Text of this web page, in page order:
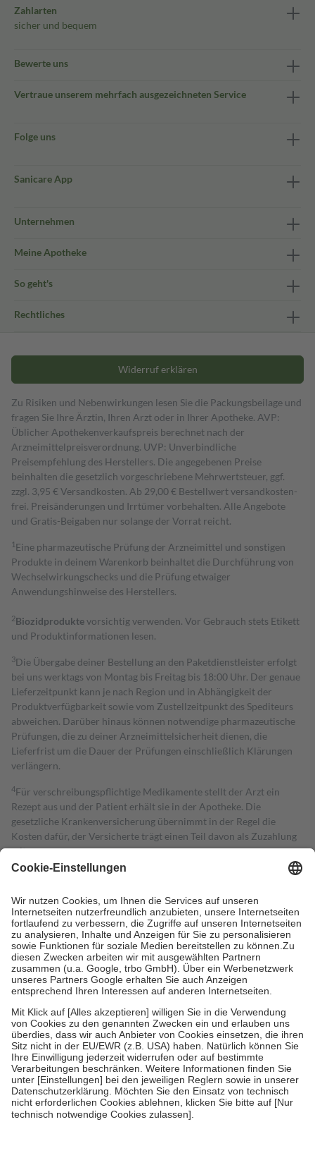
Zahlarten
sicher und bequem
Bewerte uns
Vertraue unserem mehrfach ausgezeichneten Service
Folge uns
Sanicare App
Unternehmen
Meine Apotheke
So geht's
Rechtliches
Widerruf erklären
Zu Risiken und Nebenwirkungen lesen Sie die Packungsbeilage und
fragen Sie Ihre Ärztin, Ihren Arzt oder in Ihrer Apotheke. AVP:
Üblicher Apothekenverkaufspreis berechnet nach der
Arzneimittelpreisverordnung. UVP: Unverbindliche
Preisempfehlung des Herstellers. Die angegebenen Preise
beinhalten die gesetzlich vorgeschriebene Mehrwertsteuer, ggf.
zzgl. 3,95 € Versandkosten. Ab 29,00 € Bestell­wert versand­kosten­
frei. Preisänderungen und Irrtümer vorbehalten. Alle Angebote
und Gratis-Beigaben nur solange der Vorrat reicht.
1 Eine pharmazeutische Prüfung der Arzneimittel und sonstigen
Produkte in deinem Warenkorb beinhaltet die Durchführung von
Wechselwirkungschecks und die Prüfung etwaiger
Anwendungshinweise des Herstellers.
2Biozidproduktevorsichtig verwenden. Vor Gebrauch stets Etikett
und Produktinformationen lesen.
3Die Übergabe deiner Bestellung an den Paketdienstleister erfolgt
bei uns werktags von Montag bis Freitag bis 18:00 Uhr. Der genaue
Lieferzeitpunkt kann je nach Region und in Abhängigkeit der
Produktverfügbarkeit sowie vom Zustellzeitpunkt des Spediteurs
abweichen. Darüber hinaus können notwendige pharmazeutische
Prüfungen, die zu deiner Arzneimittelsicherheit dienen, die
Lieferfrist um die Dauer der Prüfungen einschließlich Klärungen
verlängern.
4Für verschreibungspflichtige Medikamente stellt der Arzt ein
Rezept aus und der Patient erhält sie in der Apotheke. Die
gesetzliche Krankenversicherung übernimmt in der Regel die
Kosten dafür, der Versicherte trägt einen Teil davon als Zuzahlung
mit.
Grundsätzlich leisten Mitglieder Zuzahlungen in Höhe von zehn
höchstens zehn Euro.
Es sind jedoch nie mehr als die tatsächlichen
Kosten der Leistung zu entrichten.
Diese Regeln gelten grundsätzlich auch für Online-Apotheken.
Bei Heilmitteln und häuslicher Krankenpflege beträgt die
Zuzahlung zehn Prozent der Kosten sowie zehn Euro je
Verordnung.
Um das Engagement der Versicherten für ihre eigene Gesundheit zu
stärken und die besondere Stellung der Familie zu unterstützen,
fallenkeine Zuzahlungenan bei:
• Kindern und Jugendlichen bis zum vollendeten 18. Lebensjahr
mit Ausnahme der Fahrkosten
• Untersuchungen zur Vorsorge und Früherkennung, die von der
GKV getragen werden
• empfohlenen Schutzimpfungen
• Harn- und Blutteststreifen